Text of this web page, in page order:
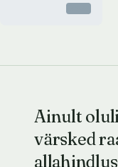
Ainult
värsked